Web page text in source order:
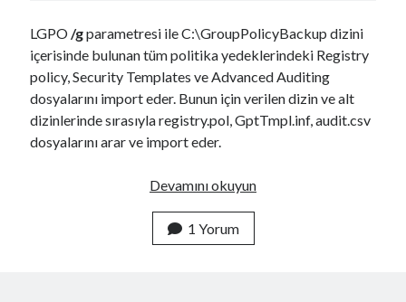
LGPO/gparametresi ile C:\GroupPolicyBackup dizini
içerisinde bulunan tüm politika yedeklerindeki Registry
policy, Security Templates ve Advanced Auditing
dosyalarını import eder. Bunun için verilen dizin ve alt
dizinlerinde sırasıyla registry.pol, GptTmpl.inf, audit.csv
dosyalarını arar ve import eder.
Devamını okuyunG
1 Yorum